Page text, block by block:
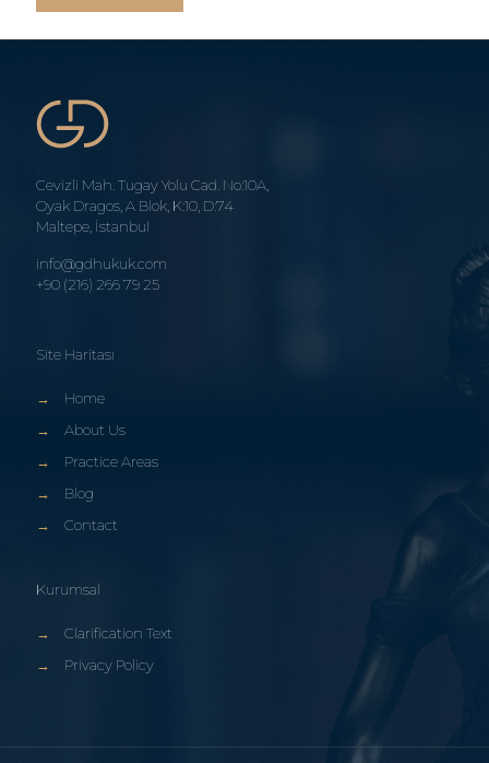
Cevizli Mah. Tugay Yolu Cad. No:10A,
Oyak Dragos, A Blok, K:10, D:74
Maltepe, İstanbul
info@gdhukuk.com
+90 (216) 266 79 25
Site Haritası
→
Home
→
About Us
→
Practice Areas
→
Blog
→
Contact
Kurumsal
→
Clarification Text
→
Privacy Policy